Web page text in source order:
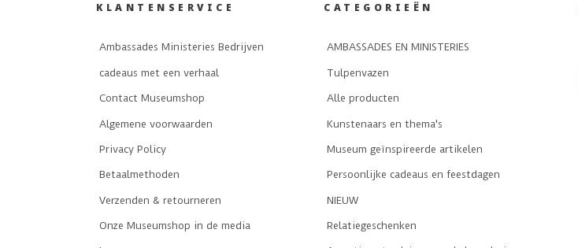
KLANTENSERVICE
Ambassades Ministeries Bedrijven
cadeaus met een verhaal
Contact Museumshop
Algemene voorwaarden
Privacy Policy
Betaalmethoden
Verzenden & retourneren
Onze Museumshop in de media
CATEGORIEËN
AMBASSADES EN MINISTERIES
Tulpenvazen
Alle producten
Kunstenaars en thema's
Museum geïnspireerde artikelen
Persoonlijke cadeaus en feestdagen
NIEUW
Relatiegeschenken